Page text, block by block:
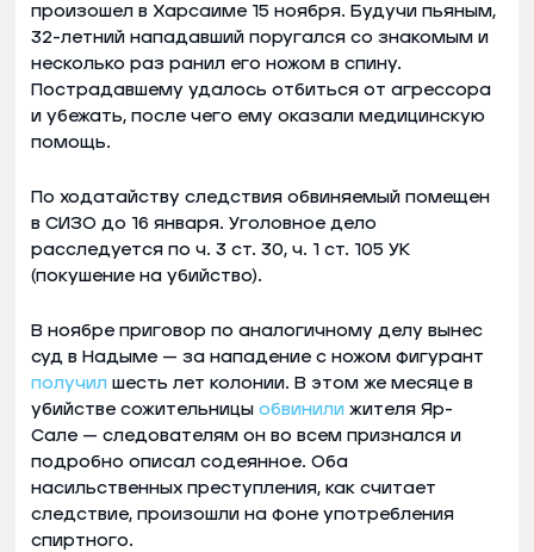
произошел в Харсаиме 15 ноября. Будучи пьяным,
32-летний нападавший поругался со знакомым и
несколько раз ранил его ножом в спину.
Пострадавшему удалось отбиться от агрессора
и убежать, после чего ему оказали медицинскую
помощь.
По ходатайству следствия обвиняемый помещен
в СИЗО до 16 января. Уголовное дело
расследуется по ч. 3 ст. 30, ч. 1 ст. 105 УК
(покушение на убийство).
В ноябре приговор по аналогичному делу вынес
суд в Надыме — за нападение с ножом фигурант
получил шесть лет колонии. В этом же месяце в
убийстве сожительницы обвинили жителя Яр-
Сале — следователям он во всем признался и
подробно описал содеянное. Оба
насильственных преступления, как считает
следствие, произошли на фоне употребления
спиртного.